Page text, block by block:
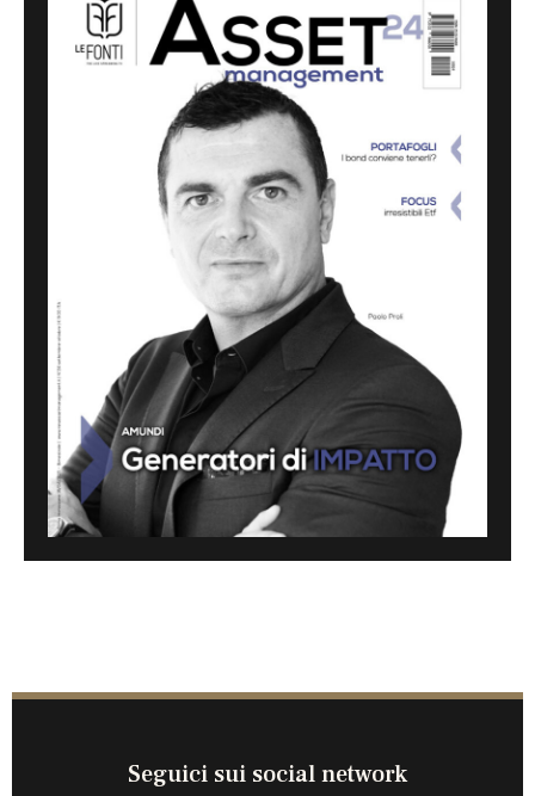
Seguici sui social network